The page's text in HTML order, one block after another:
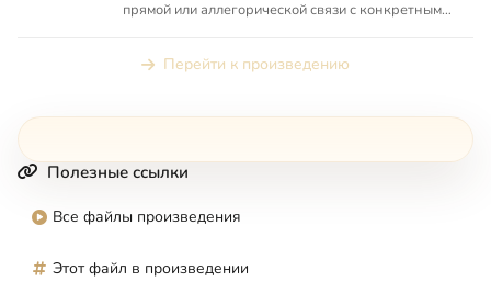
прямой или аллегорической связи с конкретным
Перейти к произведению
Полезные ссылки
Все файлы произведения
Этот файл в произведении